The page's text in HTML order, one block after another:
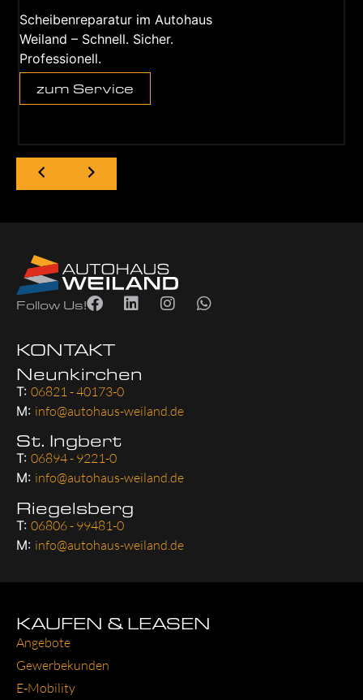
Scheibenreparatur im Autohaus
Weiland – Schnell. Sicher.
Professionell.
zum Service
Follow Us!
KONTAKT
Neunkirchen
T: 06821 - 40173-0
M: info@autohaus-weiland.de
St. Ingbert
T: 06894 - 9221-0
M: info@autohaus-weiland.de
Riegelsberg
T: 06806 - 99481-0
M: info@autohaus-weiland.de
KAUFEN & LEASEN
Ange­bo­te
Gewer­be­kun­den
E‑Mobility